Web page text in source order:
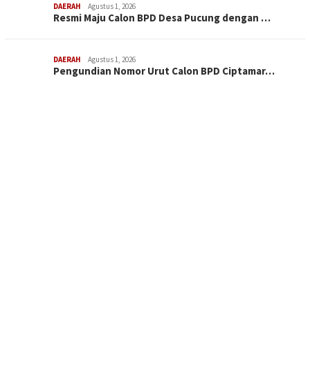
DAERAH Agustus 1, 2026
Resmi Maju Calon BPD Desa Pucung dengan …
DAERAH Agustus 1, 2026
Pengundian Nomor Urut Calon BPD Ciptamar…